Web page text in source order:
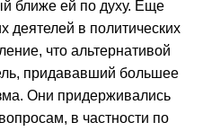
ближе ей по духу. Еще
деятелей в политических
что альтернативой
придававший большее
Они придерживались
в частности по